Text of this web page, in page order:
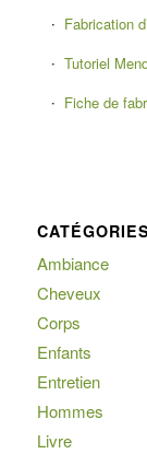
Fabrication
Tutoriel
Fiche de
CATÉGORIES
Ambiance
Cheveux
Corps
Enfants
Entretien
Hommes
Livre